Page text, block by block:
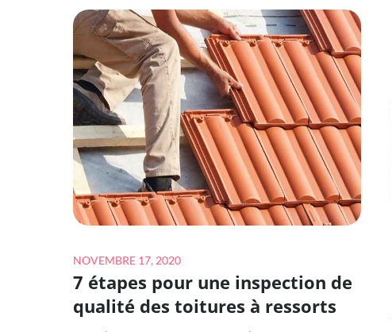
QUE
SE
PASSE-
T-
IL
Posted
on
NOVEMBRE 17, 2020
7 étapes pour une inspection de
qualité des toitures à ressorts